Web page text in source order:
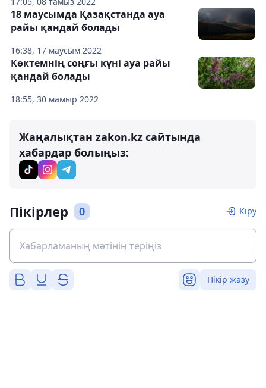
16:38, 17 маусым 2022
18 маусымда Қазақстанда ауа
райы қандай болады
18:55, 30 мамыр 2022
Көктемнің соңғы күні ауа райы
қандай болады
Жаңалықтан zakon.kz сайтында
хабардар болыңыз:
Пікірлер 0 Кіру
Пікір жазу